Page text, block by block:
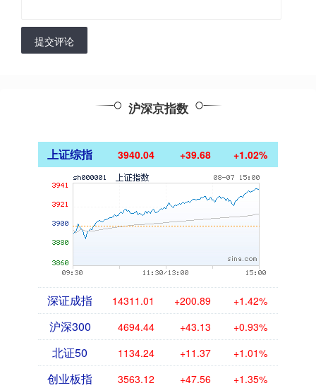
提交评论
沪深京指数
上证综指 3940.04 +39.68 +1.02%
深证成指 14311.01 +200.89 +1.42%
沪深300 4694.44 +43.13 +0.93%
北证50 1134.24 +11.37 +1.01%
创业板指 3563.12 +47.56 +1.35%